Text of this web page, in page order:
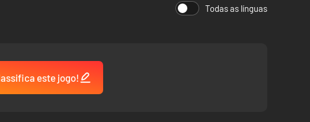
Todas as línguas
este jogo!